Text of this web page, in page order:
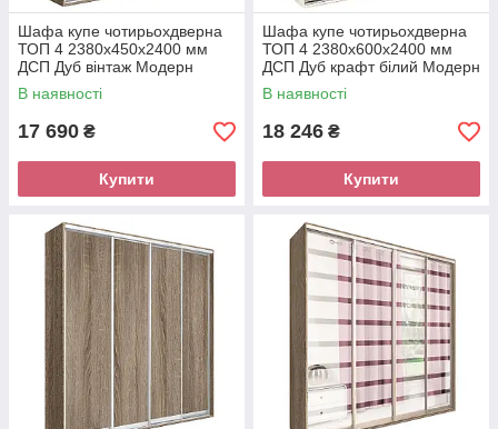
Шафа купе чотирьохдверна
ТОП 4 2380х450х2400 мм
ДСП Дуб вінтаж Модерн
В наявності
17 690 ₴
Купити
Шафа купе чотирьохдверна
ТОП 4 2380х600х2400 мм
ДСП Дуб крафт білий Модерн
В наявності
18 246 ₴
Купити